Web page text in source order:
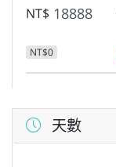
NT$
NT$0
天數